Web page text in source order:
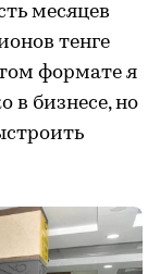
месяцев
тенге
формате я
в бизнесе, но